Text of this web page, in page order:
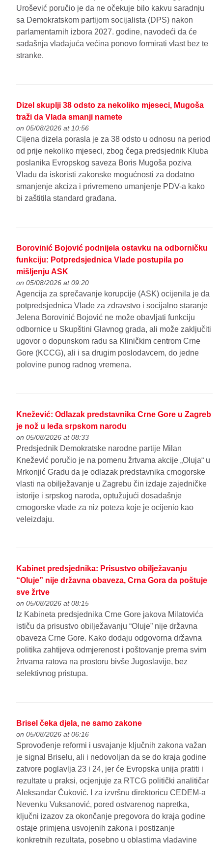
Urošević poručio je da ne očekuje bilo kakvu saradnju
sa Demokratskom partijom socijalista (DPS) nakon
parlamentarnih izbora 2027. godine, navodeći da će
sadašnja vladajuća većina ponovo formirati vlast bez te
stranke.
Dizel skuplji 38 odsto za nekoliko mjeseci, Mugoša
traži da Vlada smanji namete
on 05/08/2026 at 10:56
Cijena dizela porasla je za 38 odsto u odnosu na period
od prije nekoliko mjeseci, zbog čega predsjednik Kluba
poslanika Evropskog saveza Boris Mugoša poziva
Vladu da iskoristi zakonske mogućnosti za dodatno
smanjenje akciza i privremeno umanjenje PDV-a kako
bi zaštitila standard građana.
Borovinić Bojović podnijela ostavku na odborničku
funkciju: Potpredsjednica Vlade postupila po
mišljenju ASK
on 05/08/2026 at 09:20
Agencija za sprečavanje korupcije (ASK) ocijenila je da
potpredsjednica Vlade za zdravstvo i socijalno staranje
Jelena Borovinić Bojović ne može obavljati funkciju
odbornice u Skupštini Glavnog grada, ali može zaključiti
ugovor o dopunskom radu sa Kliničkim centrom Crne
Gore (KCCG), ali i sa drugim poslodavcem, do jedne
polovine punog radnog vremena.
Knežević: Odlazak predstavnika Crne Gore u Zagreb
je nož u leđa srpskom narodu
on 05/08/2026 at 08:33
Predsjednik Demokratske narodne partije Milan
Knežević poručio je na pomenu žrtvama akcije „Oluja“ u
Mrkonjić Gradu da je odlazak predstavnika crnogorske
vlasti na obilježavanje u Zagrebu čin izdaje zajedničke
istorije i srpskog naroda, optužujući dosadašnje
crnogorske vlade za niz poteza koje je ocijenio kao
veleizdaju.
Kabinet predsjednika: Prisustvo obilježavanju
“Oluje” nije državna obaveza, Crna Gora da poštuje
sve žrtve
on 05/08/2026 at 08:15
Iz Kabineta predsjednika Crne Gore jakova Milatovića
ističu da prisustvo obilježavanju “Oluje” nije državna
obaveza Crne Gore. Kako dodaju odgovorna državna
politika zahtijeva odmjerenost i poštovanje prema svim
žrtvama ratova na prostoru bivše Jugoslavije, bez
selektivnog pristupa.
Brisel čeka djela, ne samo zakone
on 05/08/2026 at 06:16
Sprovođenje reformi i usvajanje ključnih zakona važan
je signal Briselu, ali i nedovoljan da se do kraja godine
zatvore poglavlja 23 i 24, jer će Evropska unija pratiti i
rezultate u praksi, ocjenjuje za RTCG politički analitičar
Aleksandar Ćuković. I za izvršnu direktoricu CEDEM-a
Nevenku Vuksanović, pored ostvarenog napretka,
ključni izazov za okončanje pregovora do kraja godine
ostaje primjena usvojenih zakona i postizanje
konkretnih rezultata, posebno u oblastima vladavine